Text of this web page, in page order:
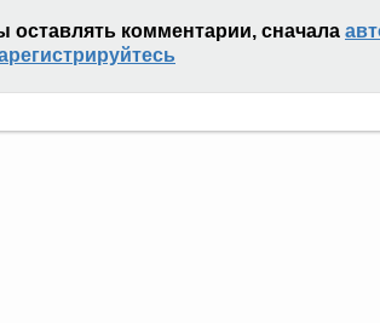
оставлять комментарии, сначала